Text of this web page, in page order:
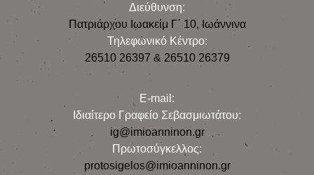
Διεύθυνση:
Πατριάρχου Ιωακείμ Γ΄ 10, Iωάννινα
Τηλεφωνικό Κέντρο:
26510 26397 & 26510 26379
E-mail:
Iδιαίτερο Γραφείο Σεβασμιωτάτου:
ig@imioanninon.gr
Πρωτοσύγκελλος:
protosigelos@imioanninon.gr